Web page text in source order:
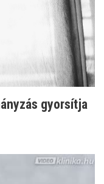
gyorsítja